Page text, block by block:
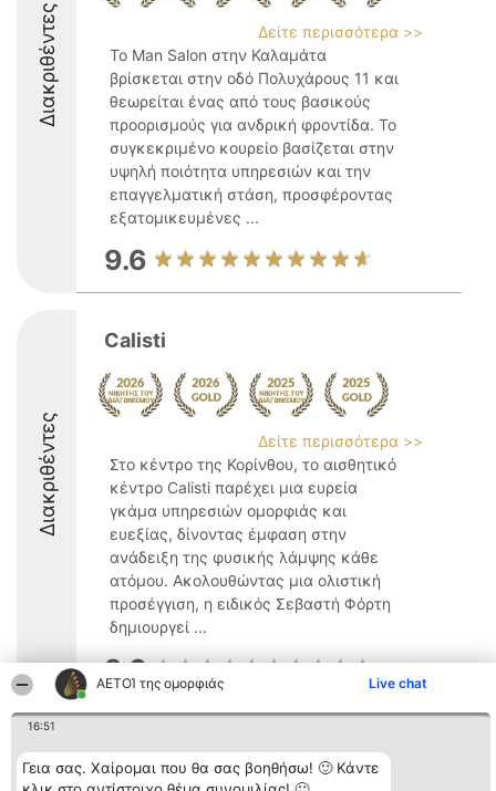
ΑΕΤΟΊ της ομορφιάς Live chat
16:51
Γεια σας. Χαίρομαι που θα σας βοηθήσω! 🙂 Κάντε
Διακριθέντες
Δείτε περισσότερα >>
Το Man Salon στην Καλαμάτα
βρίσκεται στην οδό Πολυχάρους 11 και
θεωρείται ένας από τους βασικούς
προορισμούς για ανδρική φροντίδα. Το
συγκεκριμένο κουρείο βασίζεται στην
υψηλή ποιότητα υπηρεσιών και την
επαγγελματική στάση, προσφέροντας
εξατομικευμένες ...
9.6
Διακριθέντες
Calisti
Δείτε περισσότερα >>
Στο κέντρο της Κορίνθου, το αισθητικό
κέντρο Calisti παρέχει μια ευρεία
γκάμα υπηρεσιών ομορφιάς και
ευεξίας, δίνοντας έμφαση στην
ανάδειξη της φυσικής λάμψης κάθε
ατόμου. Ακολουθώντας μια ολιστική
προσέγγιση, η ειδικός Σεβαστή Φόρτη
δημιουργεί ...
9.6
κατάταξης
BEAUTIFUL COMPANY
Διακριθέντες
Λίστα όλων
Επικοινωνία